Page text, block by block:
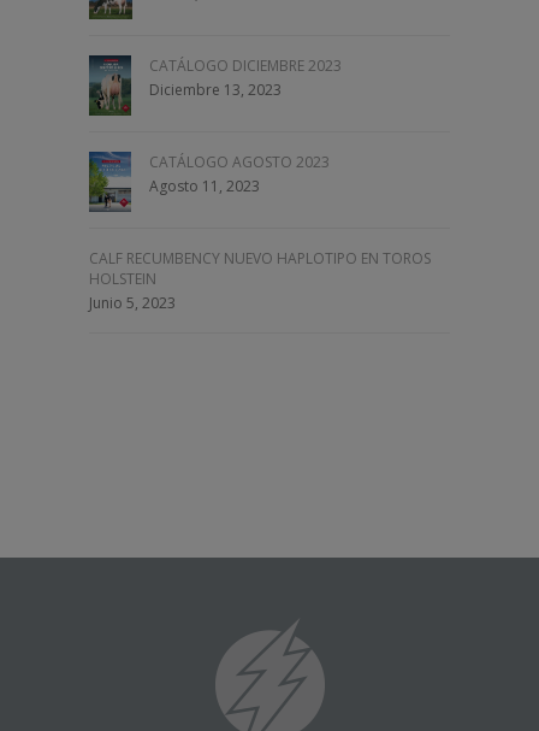
CATÁLOGO DICIEMBRE 2023
Diciembre 13, 2023
CATÁLOGO AGOSTO 2023
Agosto 11, 2023
CALF RECUMBENCY NUEVO HAPLOTIPO EN TOROS
HOLSTEIN
Junio 5, 2023